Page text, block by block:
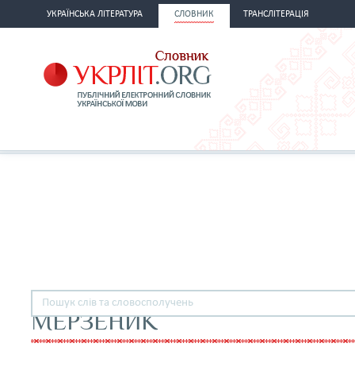
УКРАЇНСЬКА ЛІТЕРАТУРА СЛОВНИК ТРАНСЛІТЕРАЦІЯ
МЕРЗЕНИК